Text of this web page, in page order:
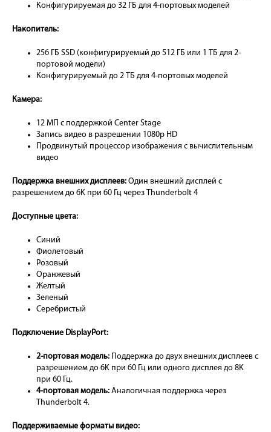
Конфигурируемая до 32 ГБ для 4-портовых моделей
Накопитель:
256 ГБ SSD (конфигурируемый до 512 ГБ или 1 ТБ для 2-
портовой модели)
Конфигурируемый до 2 ТБ для 4-портовых моделей
Камера:
12 МП с поддержкой Center Stage
Запись видео в разрешении 1080p HD
Продвинутый процессор изображения с вычислительным
видео
Поддержка внешних дисплеев: Один внешний дисплей с
разрешением до 6K при 60 Гц через Thunderbolt 4
Доступные цвета:
Синий
Фиолетовый
Розовый
Оранжевый
Желтый
Зеленый
Серебристый
Подключение DisplayPort:
2-портовая модель: Поддержка до двух внешних дисплеев с
разрешением до 6K при 60 Гц или одного дисплея до 8K
при 60 Гц.
4-портовая модель: Аналогичная поддержка через
Thunderbolt 4.
Поддерживаемые форматы видео: